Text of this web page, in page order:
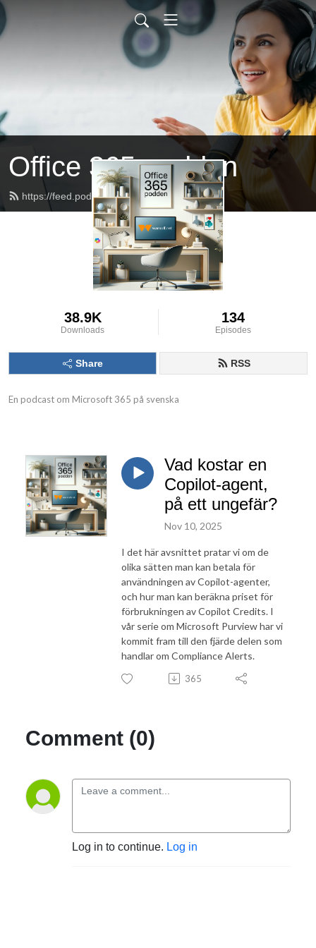
Office 365-podden
https://feed.podbean.com/warnolf/feed.xml
38.9K
Downloads
134
Episodes
Share RSS
En podcast om Microsoft 365 på svenska
Vad kostar en
Copilot-agent,
på ett ungefär?
Nov 10, 2025
I det här avsnittet pratar vi om de
olika sätten man kan betala för
användningen av Copilot-agenter,
och hur man kan beräkna priset för
förbrukningen av Copilot Credits. I
vår serie om Microsoft Purview har vi
kommit fram till den fjärde delen som
handlar om Compliance Alerts.
365
Comment (0)
Log in to continue. Log in